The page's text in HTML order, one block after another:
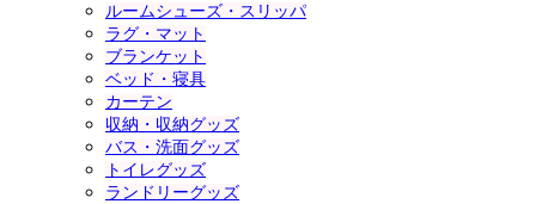
ルームシューズ・スリッパ
ラグ・マット
ブランケット
ベッド・寝具
カーテン
収納・収納グッズ
バス・洗面グッズ
トイレグッズ
ランドリーグッズ